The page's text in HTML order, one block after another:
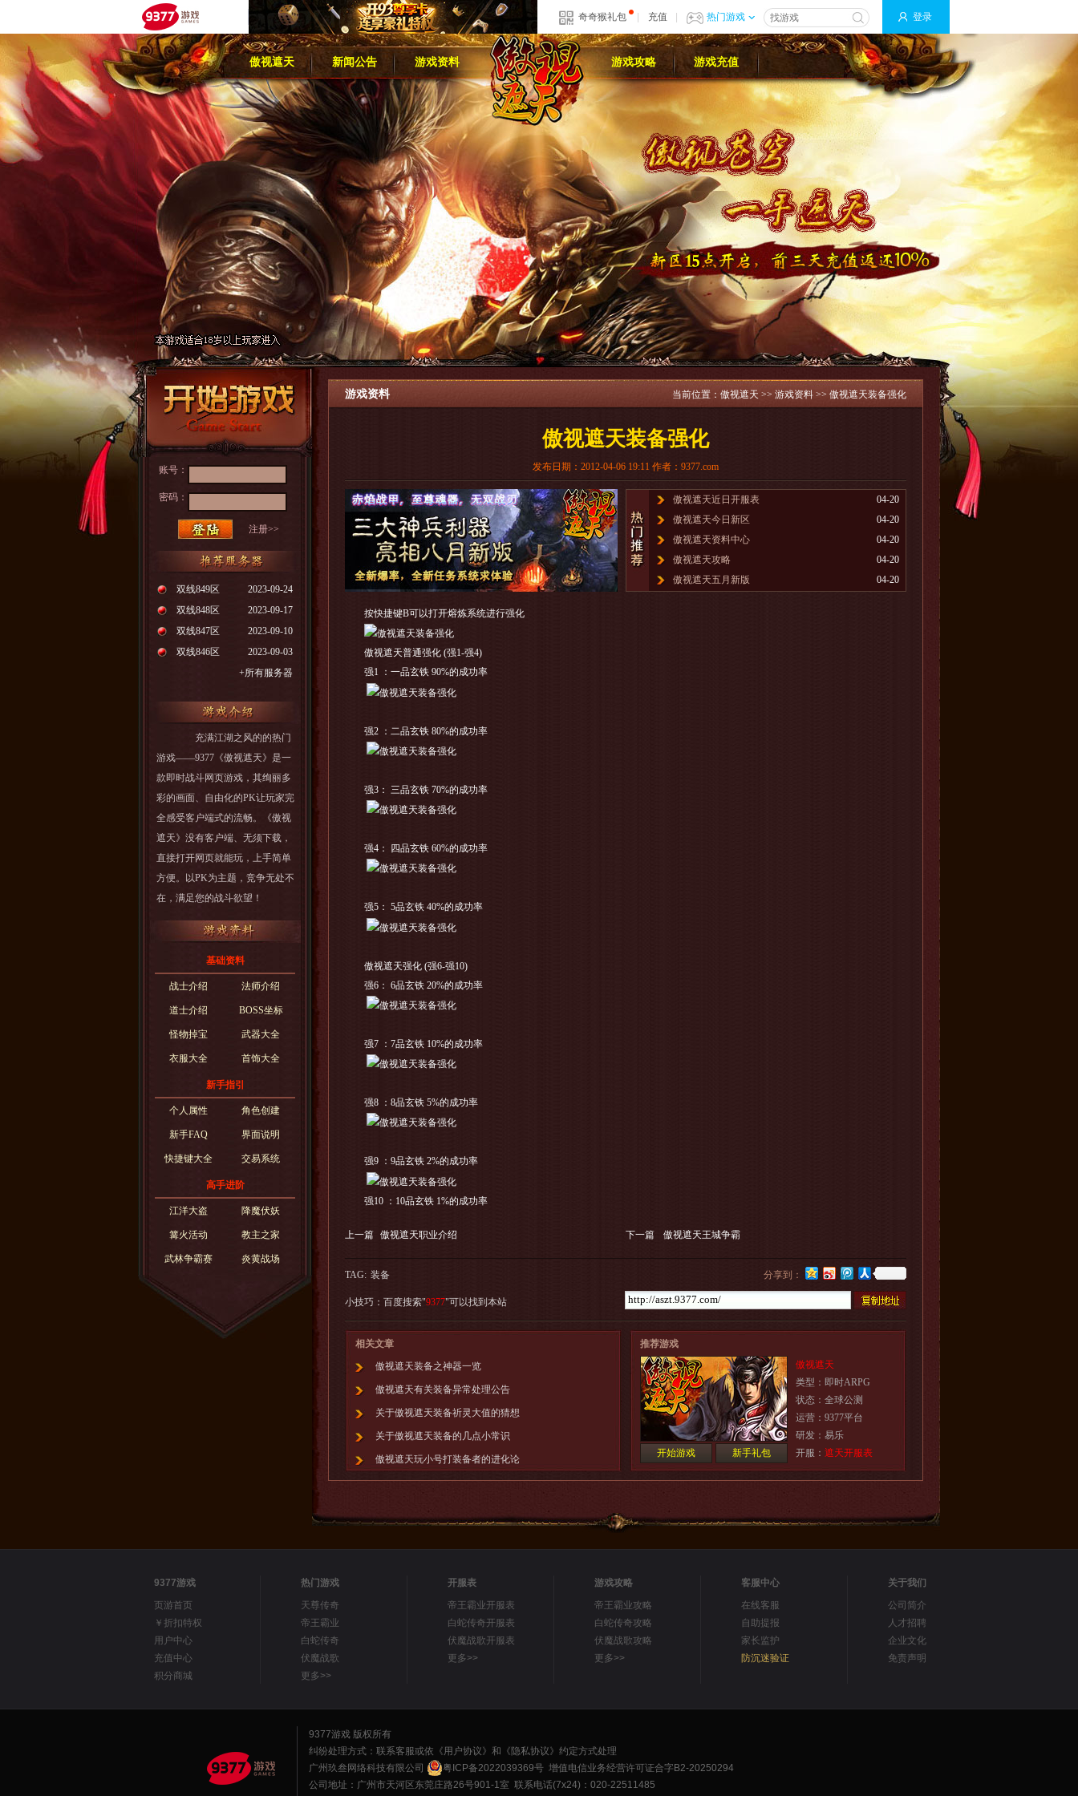
奇奇猴礼包 充值 热门游戏 登录
傲视遮天 新闻公告 游戏资料 游戏攻略 游戏充值
账号：
密码：
注册>>
2023-09-24
双线849区
2023-09-17
双线848区
2023-09-10
双线847区
2023-09-03
双线846区
+所有服务器
充满江湖之风的的热门
游戏——9377《傲视遮天》是一
款即时战斗网页游戏，其绚丽多
彩的画面、自由化的PK让玩家完
全感受客户端式的流畅。《傲视
遮天》没有客户端、无须下载，
直接打开网页就能玩，上手简单
方便。以PK为主题，竞争无处不
在，满足您的战斗欲望！
基础资料
战士介绍 法师介绍
道士介绍 BOSS坐标
怪物掉宝 武器大全
衣服大全 首饰大全
新手指引
个人属性 角色创建
新手FAQ 界面说明
快捷键大全 交易系统
高手进阶
江洋大盗 降魔伏妖
篝火活动 教主之家
武林争霸赛 炎黄战场
当前位置： 傲视遮天 >> 游戏资料 >> 傲视遮天装备强化
游戏资料
傲视遮天装备强化
发布日期：2012-04-06 19:11 作者：9377.com
傲视遮天近日开服表
04-20
傲视遮天今日新区
04-20
傲视遮天资料中心
04-20
傲视遮天攻略
04-20
傲视遮天五月新版
04-20
按快捷键B可以打开熔炼系统进行强化
傲视遮天普通强化 (强1-强4)
强1 ：一品玄铁 90%的成功率
强2 ：二品玄铁 80%的成功率
强3： 三品玄铁 70%的成功率
强4： 四品玄铁 60%的成功率
强5： 5品玄铁 40%的成功率
傲视遮天强化 (强6-强10)
强6： 6品玄铁 20%的成功率
强7 ：7品玄铁 10%的成功率
强8 ：8品玄铁 5%的成功率
强9 ：9品玄铁 2%的成功率
强10 ：10品玄铁 1%的成功率
上一篇 傲视遮天职业介绍 下一篇 傲视遮天王城争霸
TAG: 装备 分享到：
小技巧：百度搜索"9377"可以找到本站
相关文章
傲视遮天装备之神器一览
傲视遮天有关装备异常处理公告
关于傲视遮天装备祈灵大值的猜想
关于傲视遮天装备的几点小常识
傲视遮天玩小号打装备者的进化论
你知道傲视遮天有哪些好的装备吗
新手必备攻略：傲视遮天怎么打装备
推荐游戏
开始游戏 新手礼包
傲视遮天
类型：即时ARPG
状态：全球公测
运营：9377平台
研发：易乐
开服： 遮天开服表
9377游戏
页游首页
￥折扣特权
用户中心
充值中心
积分商城
热门游戏
天尊传奇
帝王霸业
白蛇传奇
伏魔战歌
更多>>
开服表
帝王霸业开服表
白蛇传奇开服表
伏魔战歌开服表
更多>>
游戏攻略
帝王霸业攻略
白蛇传奇攻略
伏魔战歌攻略
更多>>
客服中心
在线客服
自助提报
家长监护
防沉迷验证
关于我们
公司简介
人才招聘
企业文化
免责声明
9377游戏 版权所有
纠纷处理方式：联系客服或依 《用户协议》 和 《隐私协议》 约定方式处理
广州玖叁网络科技有限公司
粤ICP备2022039369号 增值电信业务经营许可证合字B2-20250294
公司地址：广州市天河区东莞庄路26号901-1室 联系电话(7x24)：020-22511485